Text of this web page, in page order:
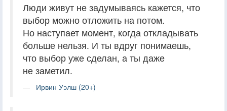
Люди живут не задумываясь кажется, что
выбор можно отложить на потом.
Но наступает момент, когда откладывать
больше нельзя. И ты вдруг понимаешь,
что выбор уже сделан, а ты даже
не заметил.
Ирвин Уэлш (20+)